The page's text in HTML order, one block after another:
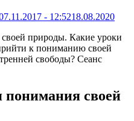
- 12:5218.08.2020
природы. Какие уроки
к пониманию своей
свободы? Сеанс
понимания своей